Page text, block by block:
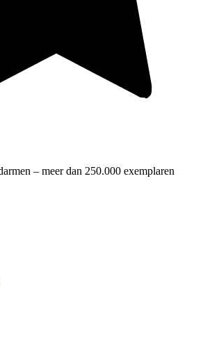
– meer dan 250.000 exemplaren